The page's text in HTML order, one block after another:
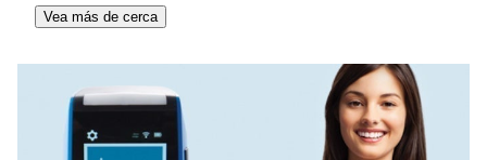
Vea más de cerca